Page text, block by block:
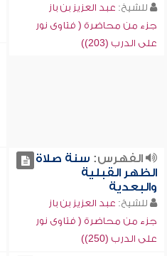
للشيخ: عبد العزيز بن باز
جزء من محاضرة ( فتاوى نور
على الدرب (203))
الفهرس: سنة صلاة
الظهر القبلية
والبعدية
للشيخ: عبد العزيز بن باز
جزء من محاضرة ( فتاوى نور
على الدرب (250))